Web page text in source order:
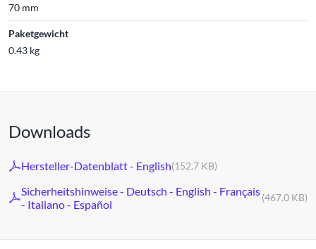
70 mm
Paketgewicht
0.43 kg
Downloads
Hersteller-Datenblatt - English(152.7 KB)
Sicherheitshinweise - Deutsch - English - Français
- Italiano - Español
(467.0 KB)